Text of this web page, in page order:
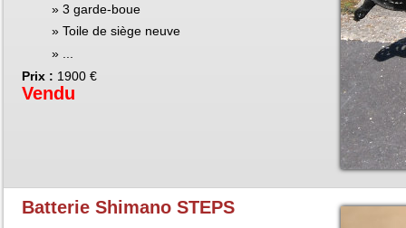
3 garde-boue
Toile de siège neuve
Prix : 1900 €
Vendu
Batterie Shimano STEPS